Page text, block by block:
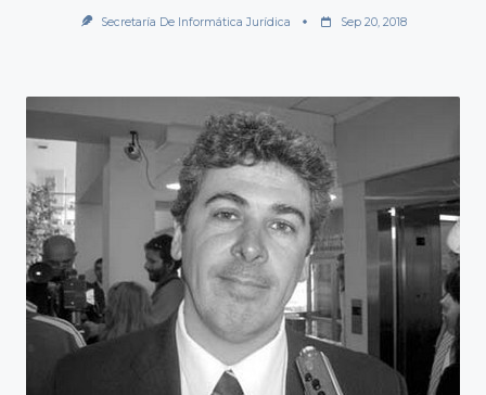
Secretaría De Informática Jurídica Sep 20, 2018